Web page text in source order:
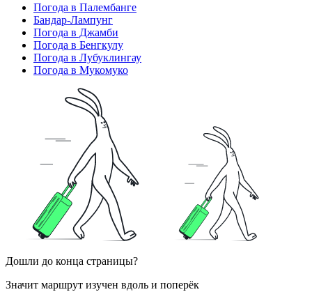
Погода в Палембанге
Бандар-Лампунг
Погода в Джамби
Погода в Бенгкулу
Погода в Лубуклингау
Погода в Мукомуко
Дошли до конца страницы?
Значит маршрут изучен вдоль и поперёк